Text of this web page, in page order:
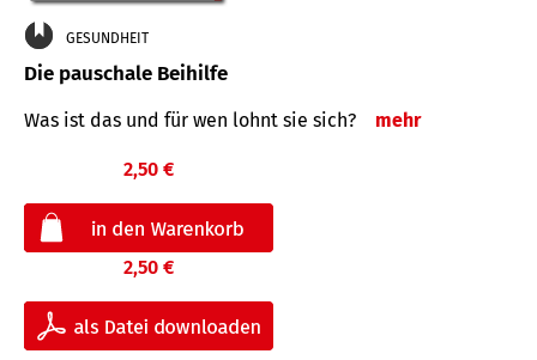
GESUNDHEIT
Die pauschale Beihilfe
Was ist das und für wen lohnt sie sich? mehr
2,50 €
2,50 €